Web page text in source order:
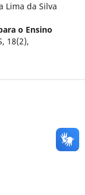
Lima da Silva
o Ensino
18(2),